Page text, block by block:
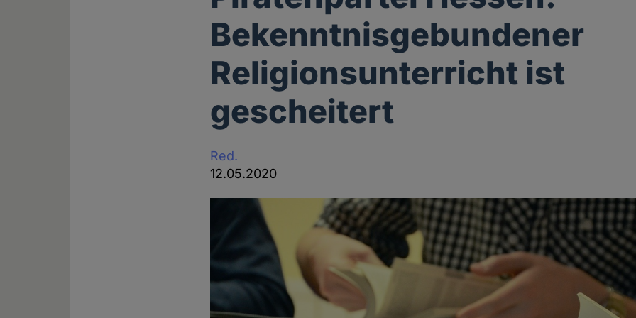
Bekenntnisgebundener
Religionsunterricht ist
gescheitert
Red.
12.05.2020